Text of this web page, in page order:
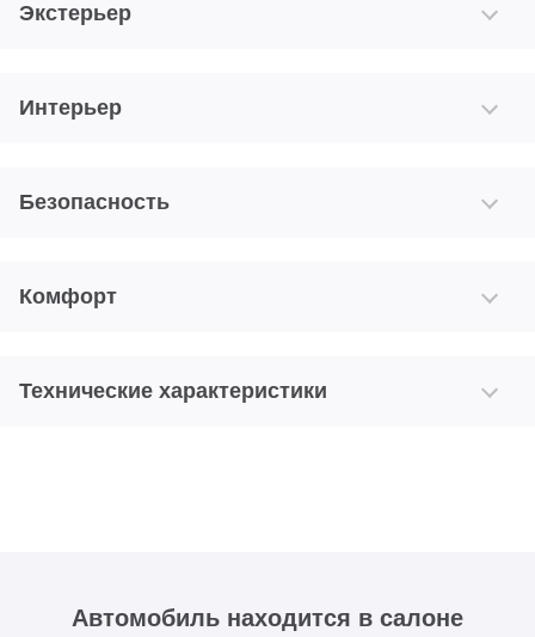
Экстерьер
Интерьер
Безопасность
Комфорт
Технические характеристики
Автомобиль находится в салоне